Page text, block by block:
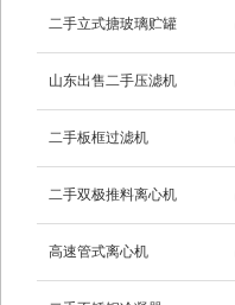
二手立式搪玻璃贮罐
山东出售二手压滤机
二手板框过滤机
二手双极推料离心机
高速管式离心机